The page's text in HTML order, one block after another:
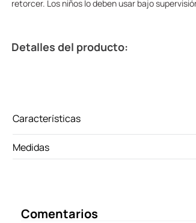
retorcer. Los niños lo deben usar bajo
Detalles del producto:
Características
Medidas
Comentarios